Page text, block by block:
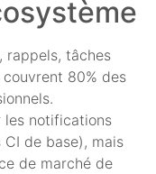
rappels, tâches
80% des
les notifications
de base), mais
de marché de